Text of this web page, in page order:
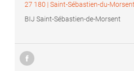
27 180 | Saint-Sébastien-du-Morsent
BIJ Saint-Sébastien-de-Morsent